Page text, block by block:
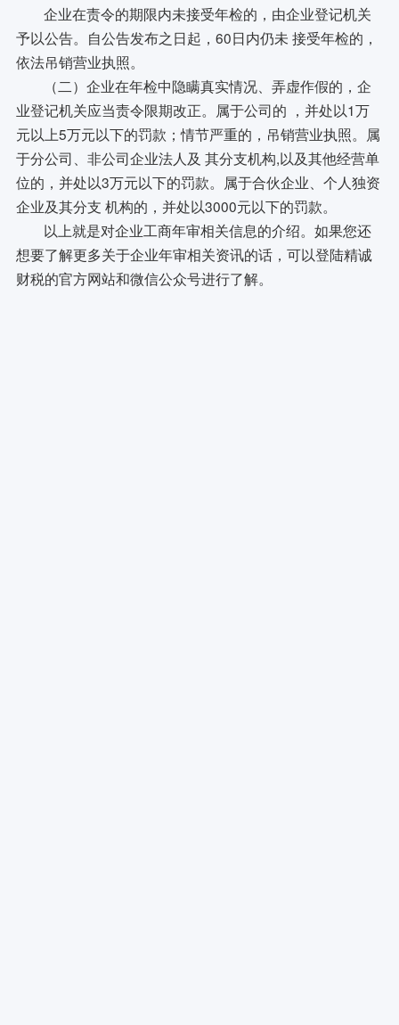
企业在责令的期限内未接受年检的，由企业登记机关
予以公告。自公告发布之日起，60日内仍未 接受年检的，
依法吊销营业执照。
（二）企业在年检中隐瞒真实情况、弄虚作假的，企
业登记机关应当责令限期改正。属于公司的 ，并处以1万
元以上5万元以下的罚款；情节严重的，吊销营业执照。属
于分公司、非公司企业法人及 其分支机构,以及其他经营单
位的，并处以3万元以下的罚款。属于合伙企业、个人独资
企业及其分支 机构的，并处以3000元以下的罚款。
以上就是对企业工商年审相关信息的介绍。如果您还
想要了解更多关于企业年审相关资讯的话，可以登陆精诚
财税的官方网站和微信公众号进行了解。